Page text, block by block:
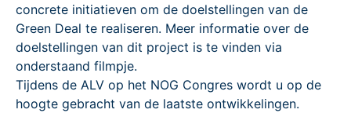
concrete initiatieven om de doelstellingen van de
Green Deal te realiseren. Meer informatie over de
doelstellingen van dit project is te vinden via
onderstaand filmpje.
Tijdens de ALV op het NOG Congres wordt u op de
hoogte gebracht van de laatste ontwikkelingen.